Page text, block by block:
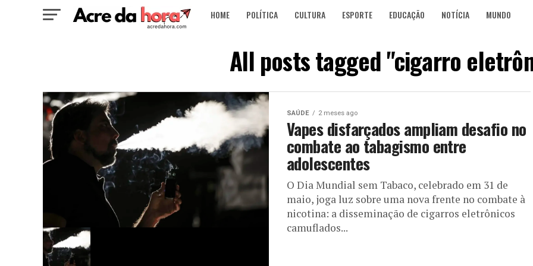
HOME POLÍTICA CULTURA ESPORTE EDUCAÇÃO NOTÍCIA MUNDO
All posts tagged "cigarro
SAÚDE 2 meses ago
Vapes disfarçados ampliam desafio no
combate ao tabagismo entre
adolescentes
O Dia Mundial sem Tabaco, celebrado em 31 de
maio, joga luz sobre uma nova frente no combate à
nicotina: a disseminação de cigarros eletrônicos
camuflados...